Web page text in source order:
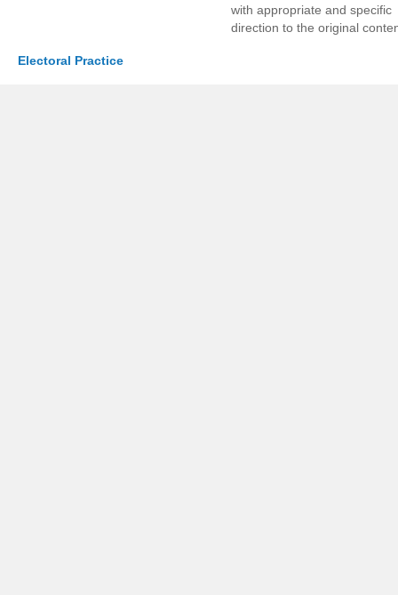
with appropriate and specific
direction to the original
Electoral Practice